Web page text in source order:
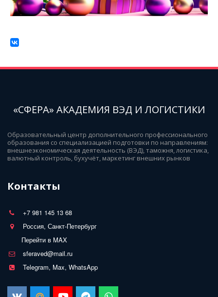
«СФЕРА» АКАДЕМИЯ ВЭД И ЛОГИСТИКИ
Образовательный центр дополнительного профессионального
образования со специализацией подготовки по направлениям:
внешнеэкономическая деятельность (ВЭД), таможня, логистика,
валютный контроль, бухучёт, маркетинг внешних рынков
Контакты
+7 981 145 13 68
Россия, Санкт-Петербург
Перейти в MAX
sferaved@mail.ru
Telegram, Max, WhatsApp